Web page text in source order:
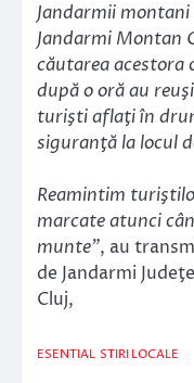
Jandarmii
Jandarmi Montan
căutarea acestora
după o oră au
turişti aflaţi în
siguranţă la locul
Reamintim
marcate atunci
munte”, au
de Jandarmi
Cluj,
ESENTIAL STIRI LOCALE